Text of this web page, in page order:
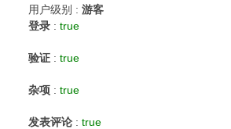
用户级别 : 游客
登录 : true
验证 : true
杂项 : true
发表评论 : true